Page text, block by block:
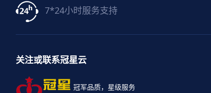
7*24小时服务支持
关注或联系冠星云
冠军品质，星级服务